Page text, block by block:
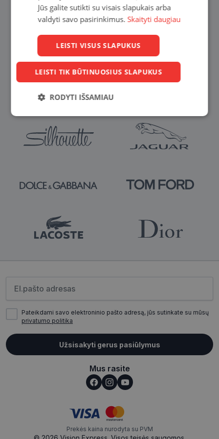
Pateikdami savo elektroninio pašto adresą, jūs sutinkate su mūsų
privatumo politika
Užsisakyti gerus pasiūlymus
Mus rasite
Prekės kaina nurodyta su PVM
Jūs galite sutikti su visais slapukais arba
valdyti savo pasirinkimus. Skaityti daugiau
LEISTI VISUS SLAPUKUS
LEISTI TIK BŪTINUOSIUS SLAPUKUS
RODYTI IŠSAMIAU
Būtinieji
slapukai
Statistikos
Rinkodaros
slapukai
Būtinieji slapukai
Statistikos slapukai
Šie slapukai yra būtini, kad galėtumėte naršyti
svetainės turinį bei naudotis jo funkcijomis. Šie
slapukai atpažįsta Jūsų įrenginį, tačiau neatskleidžia
Jūsų tapatybės, taip pat nerenka informacijos. Be šių
slapukų tinklalapis neveiks tinkamai. Šie slapukai
saugomi Jūsų įrenginyje, kol slapukai atlieka savo
funkcijas, bet ne ilgiau kaip dvejus metus.
Šie būtinieji slapukai nustatomi automatiškai.
www.visionexpress.lt